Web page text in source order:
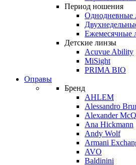
Период ношения
Однодневные
Ежемесячные
Детские линзы
Acuvue Ability
MiSight
PRIMA BIO
Оправы
Бренд
AHLEM
Alessandro
Alexander
Ana Hickmann
Andy Wolf
Armani
AVO
Baldinini